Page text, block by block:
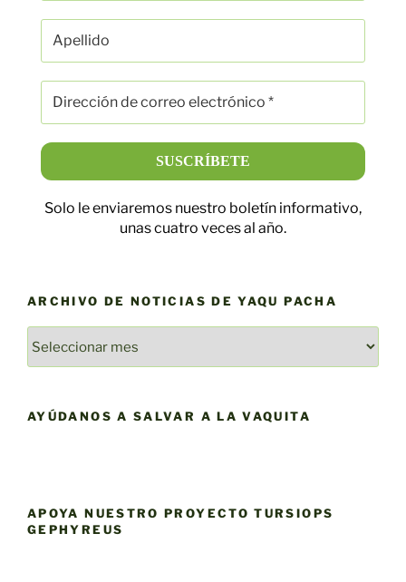
Solo le enviaremos nuestro boletín informativo,
unas cuatro veces al año.
ARCHIVO DE NOTICIAS DE YAQU PACHA
DE
YAQU
AYÚDANOS A SALVAR A LA VAQUITA
APOYA NUESTRO PROYECTO TURSIOPS
GEPHYREUS